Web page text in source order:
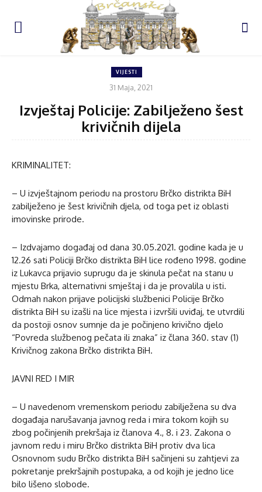
VIJESTI
31 Maja, 2021
Izvještaj Policije: Zabilježeno šest
krivičnih dijela
KRIMINALITET:
– U izvještajnom periodu na prostoru Brčko distrikta BiH
zabilježeno je šest krivičnih djela, od toga pet iz oblasti
imovinske prirode.
– Izdvajamo događaj od dana 30.05.2021. godine kada je u
12.26 sati Policiji Brčko distrikta BiH lice rođeno 1998. godine
iz Lukavca prijavio suprugu da je skinula pečat na stanu u
mjestu Brka, alternativni smještaj i da je provalila u isti.
Odmah nakon prijave policijski službenici Policije Brčko
distrikta BiH su izašli na lice mjesta i izvršili uviđaj, te utvrdili
da postoji osnov sumnje da je počinjeno krivično djelo
“Povreda službenog pečata ili znaka” iz člana 360. stav (1)
Krivičnog zakona Brčko distrikta BiH.
JAVNI RED I MIR
– U navedenom vremenskom periodu zabilježena su dva
događaja narušavanja javnog reda i mira tokom kojih su
zbog počinjenih prekršaja iz članova 4., 8. i 23. Zakona o
javnom redu i miru Brčko distrikta BiH protiv dva lica
Osnovnom sudu Brčko distrikta BiH sačinjeni su zahtjevi za
pokretanje prekršajnih postupaka, a od kojih je jedno lice
bilo lišeno slobode.